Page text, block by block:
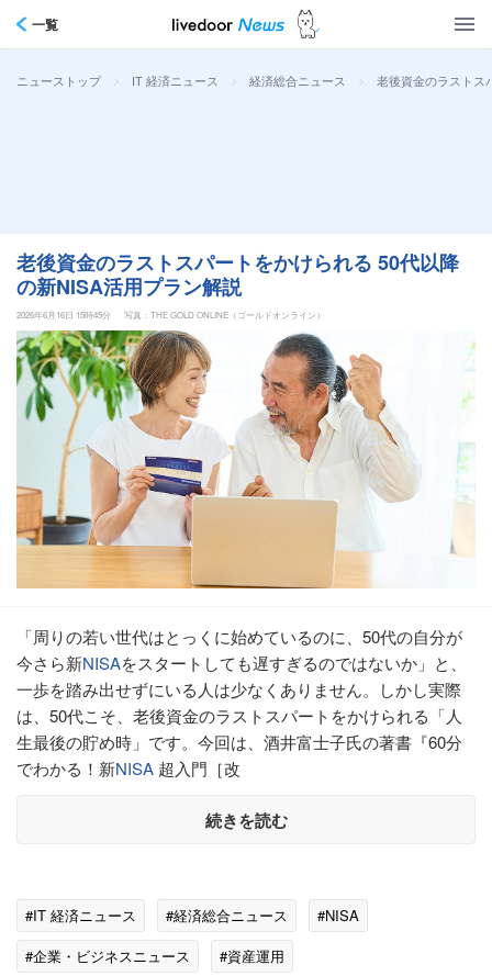
一覧
ニューストップ > IT 経済ニュース > 経済総合ニュース > 老後資金のラストス
老後資金のラストスパートをかけられる 50代以降
の新NISA活用プラン解説
2026年6月16日 15時45分 写真：THE GOLD ONLINE（ゴールドオンライン）
「周りの若い世代はとっくに始めているのに、50代の自分が
今さら新NISAをスタートしても遅すぎるのではないか」と、
一歩を踏み出せずにいる人は少なくありません。しかし実際
は、50代こそ、老後資金のラストスパートをかけられる「人
生最後の貯め時」です。今回は、酒井富士子氏の著書『60分
でわかる！新NISA 超入門［改
続きを読む
#IT 経済ニュース #経済総合ニュース
#NISA
#企業・ビジネスニュース
#資産運用